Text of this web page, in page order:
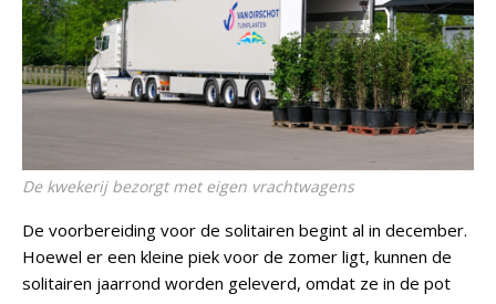
De kwekerij bezorgt met eigen vrachtwagens
De voorbereiding voor de solitairen begint al in december.
Hoewel er een kleine piek voor de zomer ligt, kunnen de
solitairen jaarrond worden geleverd, omdat ze in de pot